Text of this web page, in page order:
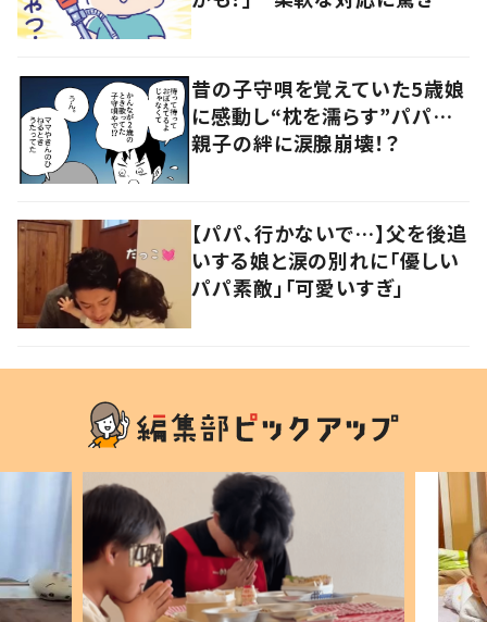
昔の子守唄を覚えていた5歳娘
に感動し“枕を濡らす”パパ…
親子の絆に涙腺崩壊！？
【パパ、行かないで…】父を後追
いする娘と涙の別れに「優しい
パパ素敵」「可愛いすぎ」